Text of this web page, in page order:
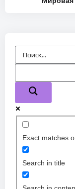
Exact matches
Search in title